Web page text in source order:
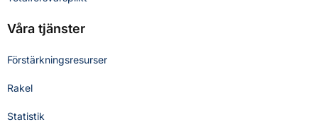
Våra tjänster
Förstärkningsresurser
Rakel
Statistik